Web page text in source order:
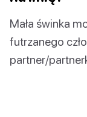
Mała świnka
futrzanego
partner/